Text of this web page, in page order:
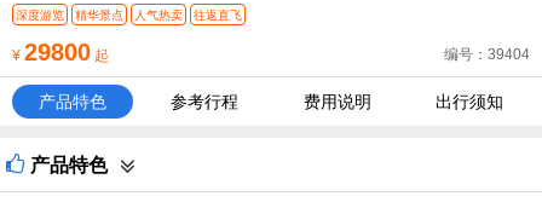
深度游览 精华景点 人气热卖 往返直飞
¥ 29800 起 编号：39404
产品特色 参考行程 费用说明 出行须知
产品特色